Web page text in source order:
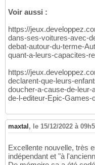
Voir aussi :
https://
dans-ses-voitures-avec-
debat-autour-du-terme-
quant-a-leurs-capacites-
https://
declarent-que-leurs-
doucher-a-cause-de-leur-
de-l-editeur-Epic-
maxtal , le 15/12/2022 à
Excellente nouvelle, très
indépendant et "à